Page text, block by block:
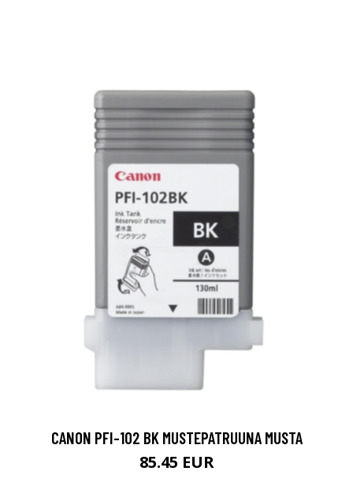
CANON PFI-102 BK MUSTEPATRUUNA MUSTA
85.45 EUR